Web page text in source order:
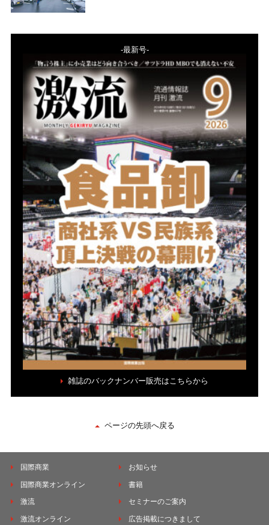
-最新号-
雑誌のバックナンバー販売はこちらから
ページの先頭へ戻る
国際商業
国際商業オンライン
激流
激流オンライン
お知らせ
書籍
セミナーのご案内
広告掲載につきまして